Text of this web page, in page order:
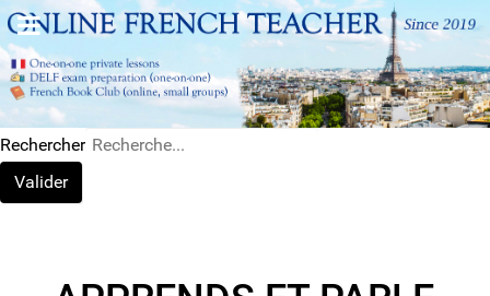
Rechercher
Valider